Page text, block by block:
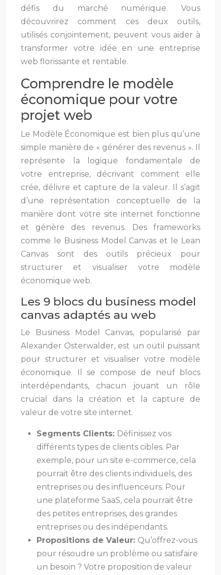
défis du marché numérique. Vous
découvrirez comment ces deux outils,
utilisés conjointement, peuvent vous aider à
transformer votre idée en une entreprise
web florissante et rentable.
Comprendre le modèle
économique pour votre
projet web
Le Modèle Économique est bien plus qu’une
simple manière de « générer des revenus ». Il
représente la logique fondamentale de
votre entreprise, décrivant comment elle
crée, délivre et capture de la valeur. Il s’agit
d’une représentation conceptuelle de la
manière dont votre site internet fonctionne
et génère des revenus. Des frameworks
comme le Business Model Canvas et le Lean
Canvas sont des outils précieux pour
structurer et visualiser votre modèle
économique web.
Les 9 blocs du business model
canvas adaptés au web
Le Business Model Canvas, popularisé par
Alexander Osterwalder, est un outil puissant
pour structurer et visualiser votre modèle
économique. Il se compose de neuf blocs
interdépendants, chacun jouant un rôle
crucial dans la création et la capture de
valeur de votre site internet.
Segments Clients: Définissez vos
différents types de clients cibles. Par
exemple, pour un site e-commerce, cela
pourrait être des clients individuels, des
entreprises ou des influenceurs. Pour
une plateforme SaaS, cela pourrait être
des petites entreprises, des grandes
entreprises ou des indépendants.
Propositions de Valeur: Qu’offrez-vous
pour résoudre un problème ou satisfaire
un besoin ? Votre proposition de valeur